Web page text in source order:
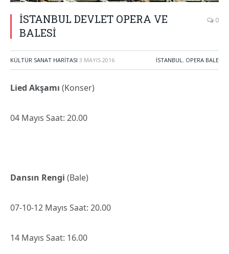
İSTANBUL DEVLET OPERA VE
BALESİ
0
KÜLTÜR SANAT HARITASI 3 MAYIS 2016 İSTANBUL, OPERA BALE
Lied Akşamı (Konser)
04 Mayıs Saat: 20.00
Dansın Rengi (Bale)
07-10-12 Mayıs Saat: 20.00
14 Mayıs Saat: 16.00